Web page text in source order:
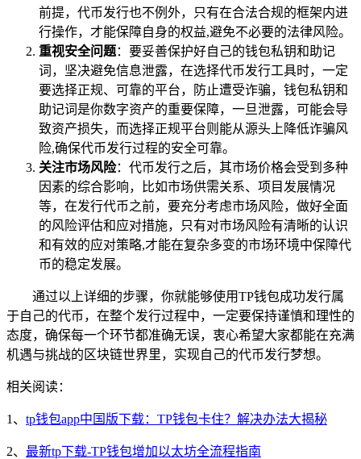
前提，代币发行也不例外，只有在合法合规的框架内进
行操作，才能保障自身的权益,避免不必要的法律风险。
重视安全问题：要妥善保护好自己的钱包私钥和助记
词，坚决避免信息泄露，在选择代币发行工具时，一定
要选择正规、可靠的平台，防止遭受诈骗，钱包私钥和
助记词是你数字资产的重要保障，一旦泄露，可能会导
致资产损失，而选择正规平台则能从源头上降低诈骗风
险,确保代币发行过程的安全可靠。
关注市场风险：代币发行之后，其市场价格会受到多种
因素的综合影响，比如市场供需关系、项目发展情况
等，在发行代币之前，要充分考虑市场风险，做好全面
的风险评估和应对措施，只有对市场风险有清晰的认识
和有效的应对策略,才能在复杂多变的市场环境中保障代
币的稳定发展。
通过以上详细的步骤，你就能够使用TP钱包成功发行属
于自己的代币，在整个发行过程中，一定要保持谨慎和理性的
态度，确保每一个环节都准确无误，衷心希望大家都能在充满
机遇与挑战的区块链世界里，实现自己的代币发行梦想。
相关阅读：
1、 tp钱包app中国版下载：TP钱包卡住？解决办法大揭秘
2、 最新tp下载-TP钱包增加以太坊全流程指南